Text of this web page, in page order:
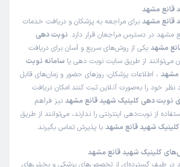
توضیحات کافی
تشخیص دقیق
تعرفه مناسب کمترین معطلی
نوبت از دکترتو
1405/04/25
نمیکنم
به نظر من نوبت دهی اصلا خوب نیست
قانع مشهد
قانع مشهد برای مراجعه به پزشکان و دریافت خدمات
مشهد در دسترس مراجعان قرار دارد. نوبت دهی
مشهد یکی از روش‌های سریع و آسان برای دریافت
می‌توانند از طریق سایت نوبت دهی یا سامانه نوبت
مشهد ، اطلاعات پزشکان، روزهای حضور و زمان‌های قابل
نظر خود را به‌صورت آنلاین ثبت کنند.امکان دریافت
نوبت دهی کلینیک شهید قانع مشهد نیز فراهم
از نوبت‌دهی اینترنتی را ندارند، می‌توانند از طریق
شهید قانع مشهد با پذیرش تماس بگیرند.
کلینیک شهید قانع مشهد
در طیف گسترده‌ای از تخصص‌های پزشکی و بخش‌های